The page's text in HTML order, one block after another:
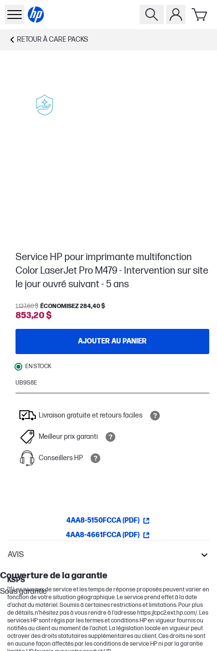
RETOUR ÀCARE PACKS
Service HP pour imprimante multifonction
Color LaserJet Pro M479 - Intervention sur site
le jour ouvré suivant - 5 ans
1 137,60 $ ÉCONOMISEZ 284,40 $
853,20 $
AJOUTER AU PANIER
EN STOCK
UB9S8E
Livraison gratuite et retours faciles
Meilleur prix garanti
Conseillers HP
4AA8-5150FCCA (PDF)
4AA8-4661FCCA (PDF)
Garantie
Couverture de la garantie
Sous garantie
AVIS
KSPS
[1] Les niveaux de service et les temps de réponse proposés peuvent varier en
fonction de votre situation géographique. Le service prend effet à la date
d’achat du matériel. Soumis à certaines restrictions et limitations. Pour plus
de détails, n’hésitez pas à vous rendre à l’adresse https://cpc2.ext.hp.com/. Les
services HP sont régis par les termes et conditions HP en vigueur fournis ou
notifiés au client au moment de l’achat. La législation locale en vigueur peut
octroyer des droits statutaires supplémentaires au client. Ces droits ne sont
en aucune façon affectés par les conditions de service HP ni par la garantie